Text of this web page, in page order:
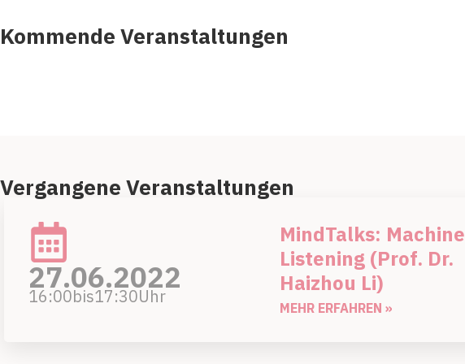
Kommende Veranstaltungen
Vergangene Veranstaltungen
27.06.2022
16:00bis17:30Uhr
MindTalks: Machine
Listening (Prof. Dr.
Haizhou Li)
MEHR ERFAHREN »